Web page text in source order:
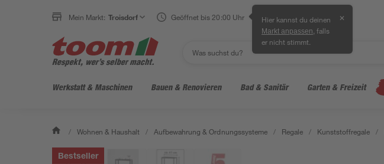
Mein Markt: Troisdorf Geöffnet bis 20:00 Uhr Hier kannst du deinen
Markt anpassen , falls
er nicht stimmt.
✕
Werkstatt & Maschinen Bauen & Renovieren Bad & Sanitär Garten & Freizeit
/ Wohnen & Haushalt / Aufbewahrung & Ordnungssysteme / Regale / Kunststoffregale /
Bestseller